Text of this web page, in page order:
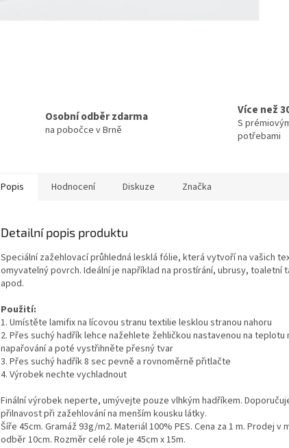
Osobní odběr zdarma
na pobočce v Brně
Více než
S
potřebami
Popis Hodnocení Diskuze Značka
Detailní popis produktu
Speciální zažehlovací průhledná lesklá fólie, která vytvoří na vašich
omyvatelný povrch. Ideální je například na prostírání, ubrusy, toaletní
apod.
Použití:
1. Umístěte lamifix na lícovou stranu textilie lesklou stranou nahoru
2. Přes suchý hadřík lehce nažehlete žehličkou nastavenou na teplotu
napařování a poté vystřihněte přesný tvar
3. Přes suchý hadřík 8 sec pevně a rovnoměrně přitlačte
4. Výrobek nechte vychladnout
Finální výrobek neperte, umývejte pouze vlhkým hadříkem.
přilnavost při zažehlování na menším kousku látky.
Šíře 45cm. Gramáž 93g/m2. Materiál 100% PES. Cena za 1 m. Prodej v
odběr 10cm. Rozměr celé role je 45cm x 15m.